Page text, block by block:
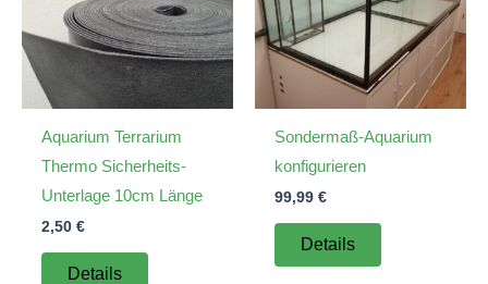
Aquarium Terrarium
Thermo Sicherheits-
Unterlage 10cm Länge
2,50 €
Details
Sondermaß-Aquarium
konfigurieren
99,99 €
Details